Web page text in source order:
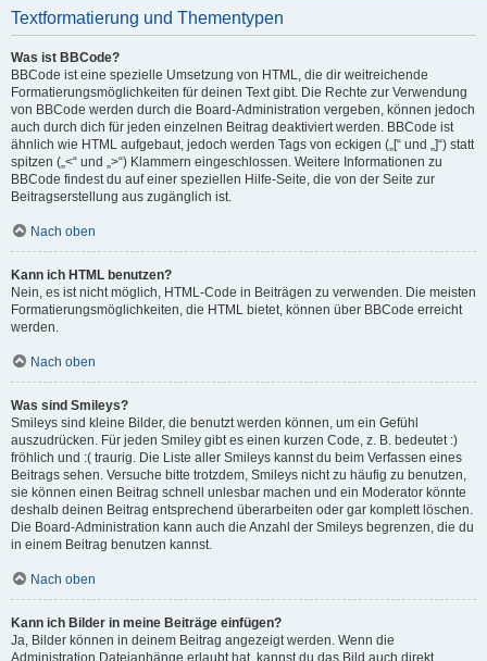
Textformatierung und Thementypen
Was ist BBCode?
BBCode ist eine spezielle Umsetzung von HTML, die dir weitreichende
Formatierungsmöglichkeiten für deinen Text gibt. Die Rechte zur Verwendung
von BBCode werden durch die Board-Administration vergeben, können jedoch
auch durch dich für jeden einzelnen Beitrag deaktiviert werden. BBCode ist
ähnlich wie HTML aufgebaut, jedoch werden Tags von eckigen („[“ und „]“) statt
spitzen („<“ und „>“) Klammern eingeschlossen. Weitere Informationen zu
BBCode findest du auf einer speziellen Hilfe-Seite, die von der Seite zur
Beitragserstellung aus zugänglich ist.
Nach oben
Kann ich HTML benutzen?
Nein, es ist nicht möglich, HTML-Code in Beiträgen zu verwenden. Die meisten
Formatierungsmöglichkeiten, die HTML bietet, können über BBCode erreicht
werden.
Nach oben
Was sind Smileys?
Smileys sind kleine Bilder, die benutzt werden können, um ein Gefühl
auszudrücken. Für jeden Smiley gibt es einen kurzen Code, z. B. bedeutet :)
fröhlich und :( traurig. Die Liste aller Smileys kannst du beim Verfassen eines
Beitrags sehen. Versuche bitte trotzdem, Smileys nicht zu häufig zu benutzen,
sie können einen Beitrag schnell unlesbar machen und ein Moderator könnte
deshalb deinen Beitrag entsprechend überarbeiten oder gar komplett löschen.
Die Board-Administration kann auch die Anzahl der Smileys begrenzen, die du
in einem Beitrag benutzen kannst.
Nach oben
Kann ich Bilder in meine Beiträge einfügen?
Ja, Bilder können in deinem Beitrag angezeigt werden. Wenn die
Administration Dateianhänge erlaubt hat, kannst du das Bild auch direkt